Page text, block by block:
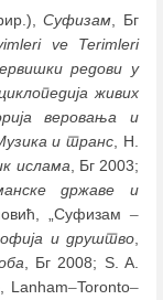
Суфизам , Бг
ve Terimleri
редови у
живих
веровања и
и транс , Н.
ислама , Бг 2003;
државе и
„Суфизам –
и друштво
, Бг 2008; S. A.
, Lanham–Toronto–